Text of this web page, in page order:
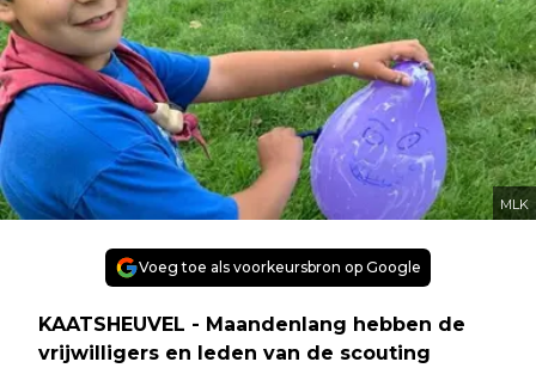
MLK
Voeg toe als voorkeursbron op Google
KAATSHEUVEL - Maandenlang hebben de
vrijwilligers en leden van de scouting